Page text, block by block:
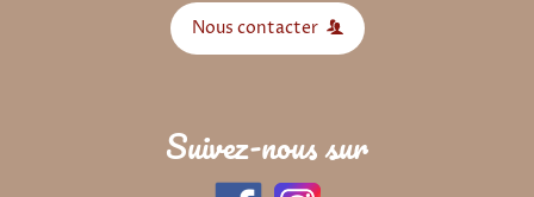
Nous contacter
Suivez-nous sur